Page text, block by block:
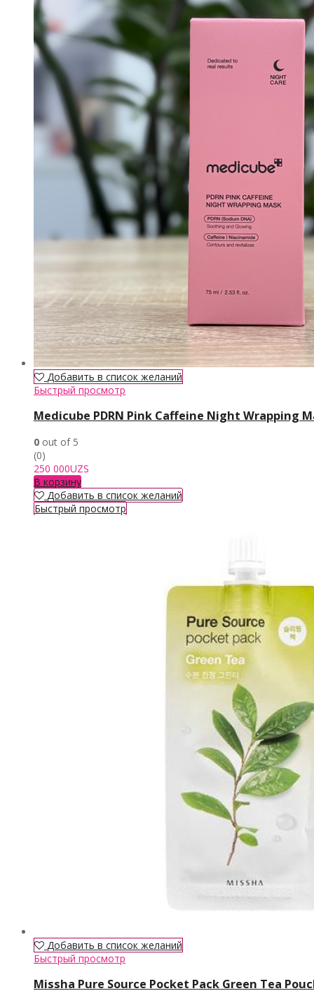
Добавить в список желаний
Быстрый просмотр
Medicube PDRN Pink Caffeine Night Wrapping
0 out of 5
(0)
250 000UZS
В корзину
Добавить в список желаний
Быстрый просмотр
Добавить в список желаний
Быстрый просмотр
Missha Pure Source Pocket Pack Green Tea